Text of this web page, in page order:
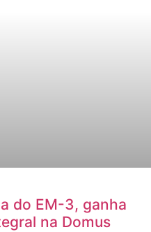
do EM-3, ganha
na Domus